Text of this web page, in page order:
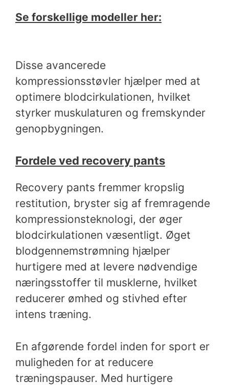
Se forskellige modeller her:
Disse avancerede
kompressionsstøvler hjælper med at
optimere blodcirkulationen, hvilket
styrker muskulaturen og fremskynder
genopbygningen.
Fordele ved recovery pants
Recovery pants fremmer kropslig
restitution, bryster sig af fremragende
kompressionsteknologi, der øger
blodcirkulationen væsentligt. Øget
blodgennemstrømning hjælper
hurtigere med at levere nødvendige
næringsstoffer til musklerne, hvilket
reducerer ømhed og stivhed efter
intens træning.
En afgørende fordel inden for sport er
muligheden for at reducere
træningspauser. Med hurtigere